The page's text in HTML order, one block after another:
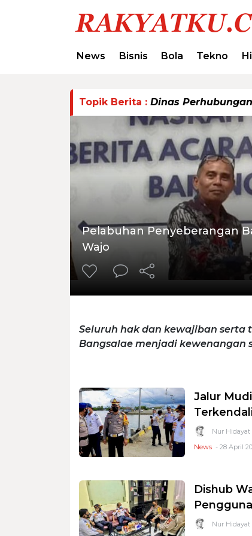
News Bisnis Bola Tekno
Topik Berita : Dinas
Pelabuhan Penyeberangan
Wajo
Seluruh hak dan kewajiban
Bangsalae menjadi kewenangan
Jalur
Nur Hidayat
News - 28 April
Dishub
Nur Hidayat